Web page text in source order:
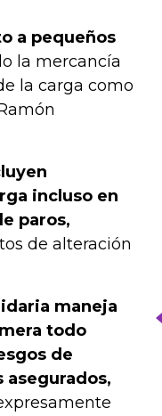
a pequeños
la mercancía
la carga como
incluso en
paros,
de alteración
maneja
todo
de
asegurados,